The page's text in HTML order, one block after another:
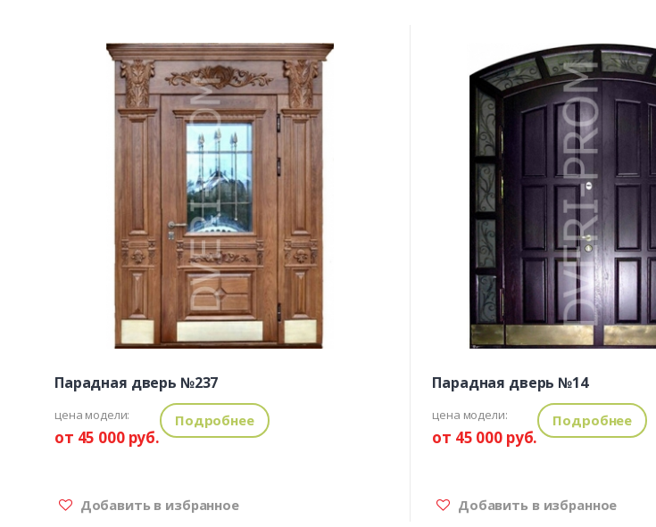
Парадная дверь №237
цена модели:
от 45 000 руб.
Подробнее
Добавить в избранное
Парадная дверь №14
цена модели:
от 45 000 руб.
Подробнее
Добавить в избранное